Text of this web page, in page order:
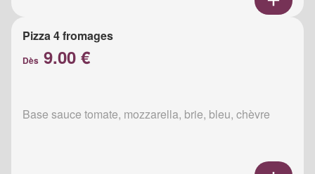
Pizza 4 fromages
Dès 9.00 €
Base sauce tomate, mozzarella, brie, bleu, chèvre